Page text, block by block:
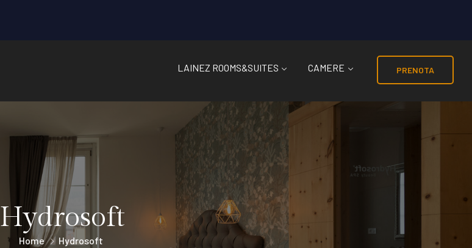
LAINEZ ROOMS&SUITES CAMERE PRENOTA
Hydrosoft
Home Hydrosoft